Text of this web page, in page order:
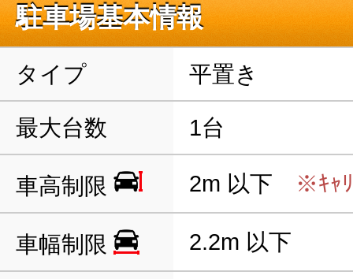
駐車場基本情報
タイプ 平置き
最大台数 1台
車高制限 2m 以下 ※ｷｬ
車幅制限 2.2m 以下